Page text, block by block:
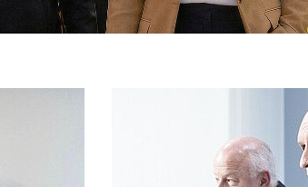
Frauen
Jugend
Senioren
Versorgung
Beihilfe
Tarifverträge
Bildung
Europa
Akademie